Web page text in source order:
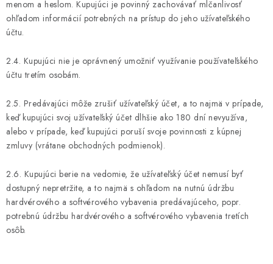
menom a heslom. Kupujúci je povinný zachovávať mlčanlivosť
ohľadom informácií potrebných na prístup do jeho užívateľského
účtu.
2.4. Kupujúci nie je oprávnený umožniť využívanie používateľského
účtu tretím osobám.
2.5. Predávajúci môže zrušiť užívateľský účet, a to najmä v prípade,
keď kupujúci svoj užívateľský účet dlhšie ako 180 dní nevyužíva,
alebo v prípade, keď kupujúci poruší svoje povinnosti z kúpnej
zmluvy (vrátane obchodných podmienok).
2.6. Kupujúci berie na vedomie, že užívateľský účet nemusí byť
dostupný nepretržite, a to najmä s ohľadom na nutnú údržbu
hardvérového a softvérového vybavenia predávajúceho, popr.
potrebnú údržbu hardvérového a softvérového vybavenia tretích
osôb.